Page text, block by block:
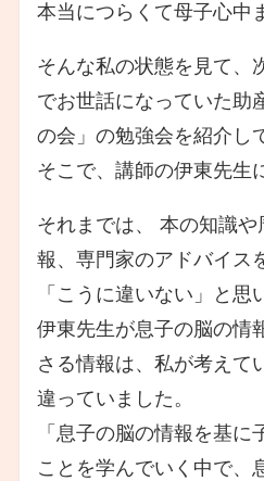
本当につらくて母子心中
そんな私の状態を見て、
でお世話になっていた助
の会」の勉強会を紹介し
そこで、講師の伊東先生
それまでは、 本の知識
報、専門家のアドバイス
「こうに違いない」と思
伊東先生が息子の脳の情
さる情報は、私が考えて
違っていました。
「息子の脳の情報を基に
ことを学んでいく中で、